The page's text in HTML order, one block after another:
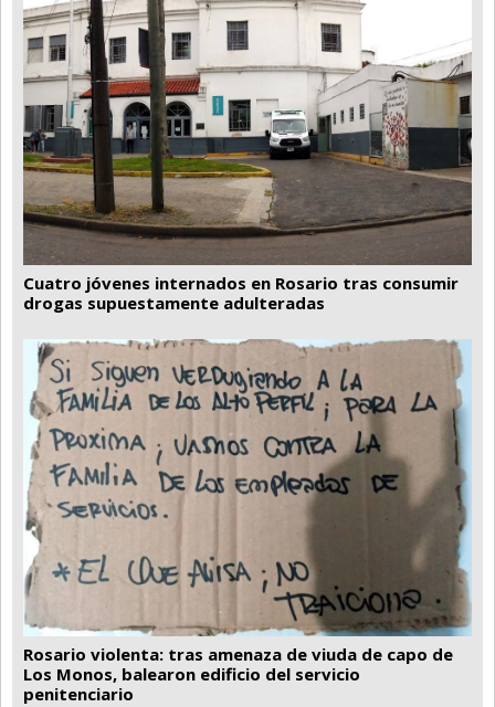
Cuatro jóvenes internados en Rosario tras consumir
drogas supuestamente adulteradas
Rosario violenta: tras amenaza de viuda de capo de
Los Monos, balearon edificio del servicio
penitenciario